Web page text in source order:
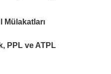
Mülakatları
PPL ve ATPL